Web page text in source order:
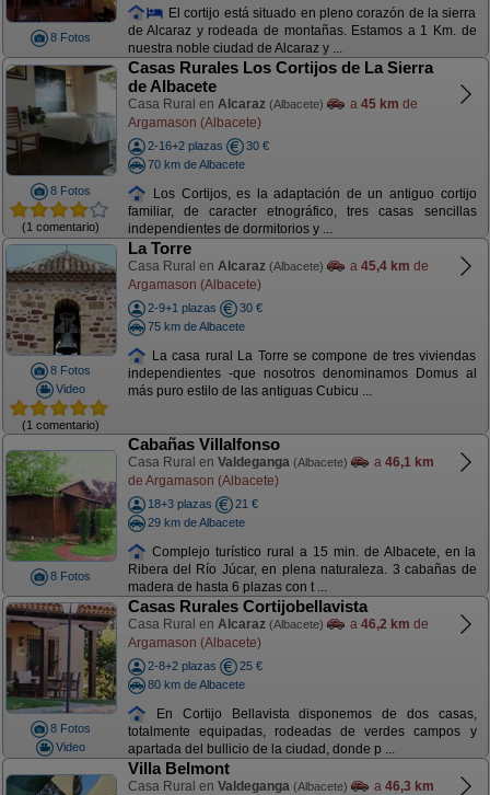
8 Fotos
El cortijo está situado en pleno corazón de la sierra
de Alcaraz y rodeada de montañas. Estamos a 1 Km. de
nuestra noble ciudad de Alcaraz y ...
8 Fotos
(1 comentario)
Casas Rurales Los Cortijos de La Sierra
de Albacete
Casa Rural en Alcaraz (Albacete) a 45 km de
Argamason (Albacete)
2-16+2 plazas
30 €
70 km de Albacete
Los Cortijos, es la adaptación de un antiguo cortijo
familiar, de caracter etnográfico, tres casas sencillas
independientes de dormitorios y ...
8 Fotos
Video
(1 comentario)
La Torre
Casa Rural en Alcaraz (Albacete) a 45,4 km de
Argamason (Albacete)
2-9+1 plazas
30 €
75 km de Albacete
La casa rural La Torre se compone de tres viviendas
independientes -que nosotros denominamos Domus al
más puro estilo de las antiguas Cubicu ...
8 Fotos
Cabañas Villalfonso
Casa Rural en Valdeganga (Albacete) a 46,1 km
de Argamason (Albacete)
18+3 plazas
21 €
29 km de Albacete
Complejo turístico rural a 15 min. de Albacete, en la
Ribera del Río Júcar, en plena naturaleza. 3 cabañas de
madera de hasta 6 plazas con t ...
8 Fotos
Video
Casas Rurales Cortijobellavista
Casa Rural en Alcaraz (Albacete) a 46,2 km de
Argamason (Albacete)
2-8+2 plazas
25 €
80 km de Albacete
En Cortijo Bellavista disponemos de dos casas,
totalmente equipadas, rodeadas de verdes campos y
apartada del bullicio de la ciudad, donde p ...
Villa Belmont
Casa Rural en Valdeganga (Albacete) a 46,3 km